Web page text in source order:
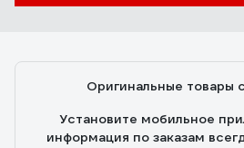
Оригинальные товары
Установите мобильное
информация по заказам